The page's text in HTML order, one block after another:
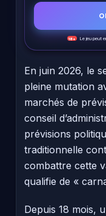
18+ Le jeu peut
En juin 2026, le
pleine mutation
marchés de
conseil
prévisions
traditionnelle
combattre cette
qualifie de «
Depuis 18 mois,